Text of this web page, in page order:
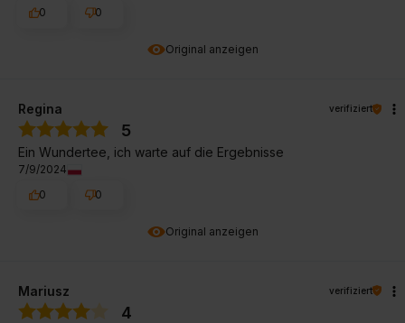
Original anzeigen
0
0
Original anzeigen
Regina verifiziert
5
Ein Wundertee, ich warte auf die Ergebnisse
7/9/2024
0
0
Mariusz verifiziert
4